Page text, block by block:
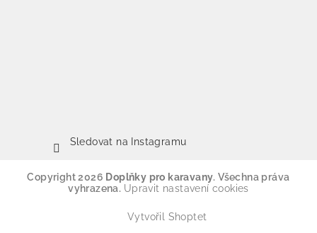
Sledovat na Instagramu
Copyright 2026 Doplňky pro karavany. Všechna práva
vyhrazena. Upravit nastavení cookies
Vytvořil Shoptet